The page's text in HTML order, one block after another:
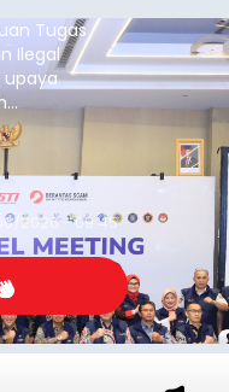
Tugas
Ilegal
upaya
digital yang
2026 - 09:45